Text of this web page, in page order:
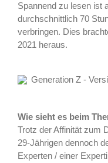
Spannend zu lesen ist
durchschnittlich 70
verbringen. Dies
2021 heraus.
Wie sieht es beim
Trotz der Affinität zum
29-Jährigen dennoch
Experten / einer